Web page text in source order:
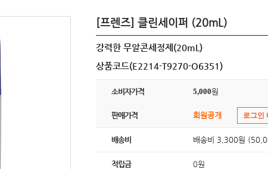
[프렌즈] 클린세이퍼 (20mL)
강력한 무알콘세정제(20mL)
상품코드(E2214-T9270-O6351)
소비자가격 5,000원
판매가격 회원공개 로그인
배송비 배송비 3,300원
적립금 0원